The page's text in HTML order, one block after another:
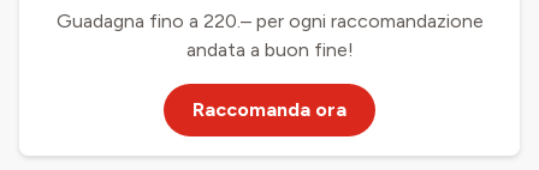
Guadagna fino a 220.– per ogni raccomandazione
andata a buon fine!
Raccomanda ora